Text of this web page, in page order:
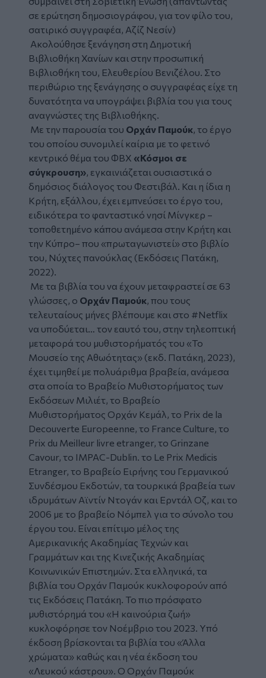
σε ερώτηση δημοσιογράφου, για τον φίλο του,
σατιρικό συγγραφέα, Αζίζ Νεσίν)
Ακολούθησε ξενάγηση στη Δημοτική
Βιβλιοθήκη Χανίων και στην προσωπική
Βιβλιοθήκη του, Ελευθερίου Βενιζέλου. Στο
περιθώριο της ξενάγησης ο συγγραφέας είχε τη
δυνατότητα να υπογράψει βιβλία του για τους
αναγνώστες της Βιβλιοθήκης.
Με την παρουσία του Ορχάν Παμούκ, το έργο
του οποίου συνομιλεί καίρια με το φετινό
κεντρικό θέμα του ΦΒΧ «Κόσμοι σε
σύγκρουση», εγκαινιάζεται ουσιαστικά ο
δημόσιος διάλογος του Φεστιβάλ. Και η ίδια η
Κρήτη, εξάλλου, έχει εμπνεύσει το έργο του,
ειδικότερα το φανταστικό νησί Μίνγκερ –
τοποθετημένο κάπου ανάμεσα στην Κρήτη και
την Κύπρο– που «πρωταγωνιστεί» στο βιβλίο
του, Νύχτες πανούκλας (Εκδόσεις Πατάκη,
2022).
Με τα βιβλία του να έχουν μεταφραστεί σε 63
γλώσσες, ο Ορχάν Παμούκ, που τους
τελευταίους μήνες βλέπουμε και στο #Netflix
να υποδύεται… τον εαυτό του, στην τηλεοπτική
μεταφορά του μυθιστορήματός του «Το
Μουσείο της Αθωότητας» (εκδ. Πατάκη, 2023),
έχει τιμηθεί με πολυάριθμα βραβεία, ανάμεσα
στα οποία το Βραβείο Μυθιστορήµατος των
Εκδόσεων Μιλιέτ, το Βραβείο
Μυθιστορήµατος Ορχάν Κεµάλ, το Prix de la
Decouverte Europeenne, το France Culture, το
Prix du Meilleur livre etranger, το Grinzane
Cavour, το IMPAC-Dublin. το Le Prix Medicis
Etranger, το Βραβείο Ειρήνης του Γερµανικού
Συνδέσµου Εκδοτών, τα τουρκικά βραβεία των
ιδρυµάτων Αϊντίν Ντογάν και Ερντάλ Οζ, και το
2006 µε το βραβείο Νόµπελ για το σύνολο του
έργου του. Είναι επίτιµο µέλος της
Αµερικανικής Ακαδηµίας Τεχνών και
Γραµµάτων και της Κινεζικής Ακαδηµίας
Κοινωνικών Επιστηµών. Στα ελληνικά, τα
βιβλία του Ορχάν Παμούκ κυκλοφορούν από
τις Εκδόσεις Πατάκη. Το πιο πρόσφατο
μυθιστόρημά του «Η καινούρια ζωή»
κυκλοφόρησε τον Νοέμβριο του 2023. Υπό
έκδοση βρίσκονται τα βιβλία του «Άλλα
χρώματα» καθώς και η νέα έκδοση του
«Λευκού κάστρου». Ο Ορχάν Παμούκ